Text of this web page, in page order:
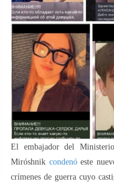
El embajador del
Miróshnik condenóeste
crímenes de guerra cuyo